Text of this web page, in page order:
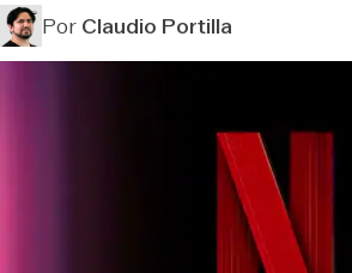
PorClaudio Portilla